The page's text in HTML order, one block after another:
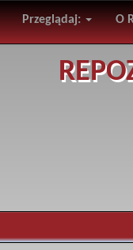
Przeglądaj: O